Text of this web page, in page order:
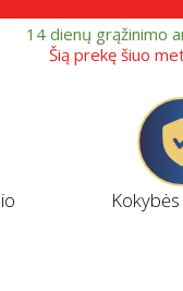
14 dienų grąžinimo
Šią prekę šiuo